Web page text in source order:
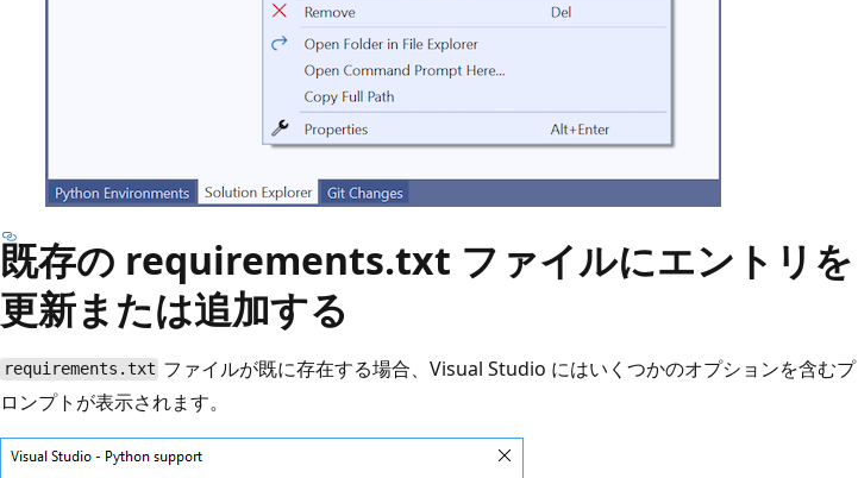
既存の requirements.txt ファイルにエントリを
更新または追加する
requirements.txt ファイルが既に存在する場合、Visual Studio にはいくつかのオプションを含むプ
ロンプトが表示されます。